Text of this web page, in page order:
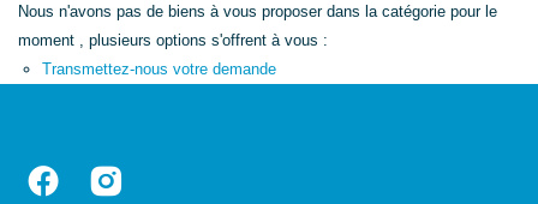
Nous n'avons pas de biens à vous proposer dans la catégorie pour le
moment , plusieurs options s'offrent à vous :
Transmettez-nous votre demande